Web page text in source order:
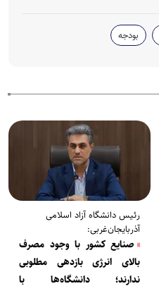
بودجه
رئیس دانشگاه آزاد اسلامی
آذربایجان‌غربی:
صنایع کشور با وجود مصرف
بالای انرژی بازدهی مطلوبی
ندارند؛ دانشگاه‌ها با